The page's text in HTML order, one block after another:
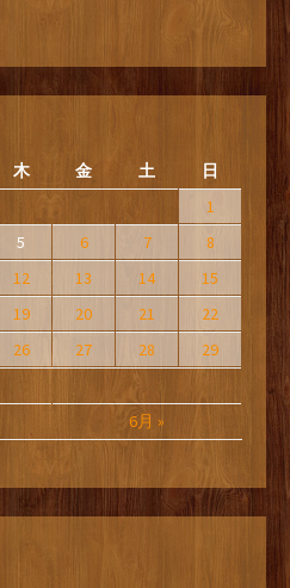
木 金 土 日
6月 »
1
5 6 7
8
12 13 14
15
19 20 21
22
26 27 28
29